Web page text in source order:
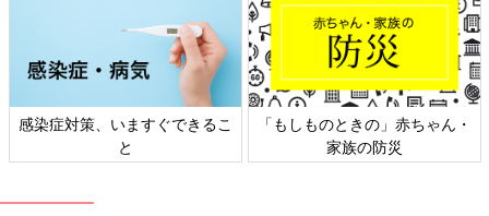
感染症対策、いますぐできるこ
と
「もしものときの」赤ちゃん・
家族の防災